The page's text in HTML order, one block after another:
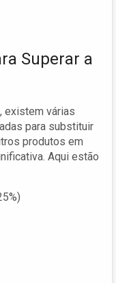
Superar a
existem várias
para substituir
produtos em
Aqui estão